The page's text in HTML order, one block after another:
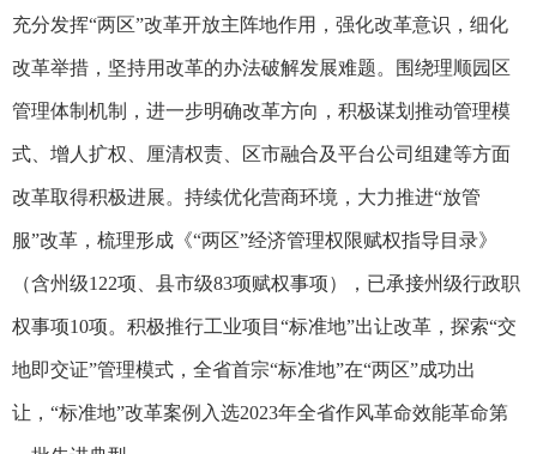
充分发挥“两区”改革开放主阵地作用，强化改革意识，细化
改革举措，坚持用改革的办法破解发展难题。围绕理顺园区
管理体制机制，进一步明确改革方向，积极谋划推动管理模
式、增人扩权、厘清权责、区市融合及平台公司组建等方面
改革取得积极进展。持续优化营商环境，大力推进“放管
服”改革，梳理形成《“两区”经济管理权限赋权指导目录》
（含州级122项、县市级83项赋权事项），已承接州级行政职
权事项10项。积极推行工业项目“标准地”出让改革，探索“交
地即交证”管理模式，全省首宗“标准地”在“两区”成功出
让，“标准地”改革案例入选2023年全省作风革命效能革命第